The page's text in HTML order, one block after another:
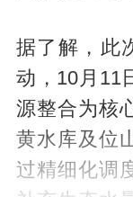
据了解，此
动，10月11
源整合为核
黄水库及位
过精细化调